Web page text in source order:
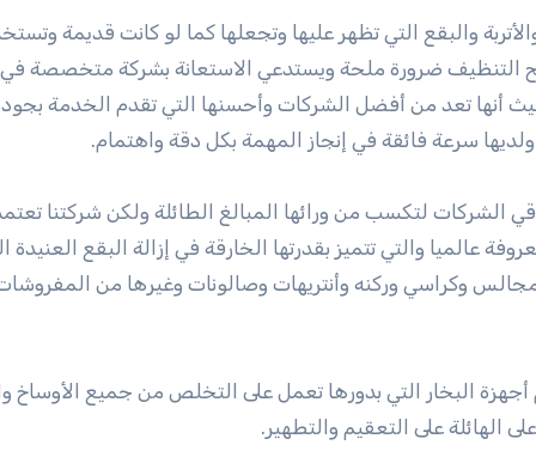
والبقع التي تظهر عليها وتجعلها كما لو كانت قديمة
التنظيف ضرورة ملحة ويستدعي الاستعانة بشركة متخصصة
أنها تعد من أفضل الشركات وأحسنها التي تقدم الخدمة
سرعة فائقة في إنجاز المهمة بكل دقة واهتمام.
الشركات لتكسب من ورائها المبالغ الطائلة ولكن شركتنا
عالميا والتي تتميز بقدرتها الخارقة في إزالة البقع العنيدة
وكراسي وركنه وأنتريهات وصالونات وغيرها من
البخار التي بدورها تعمل على التخلص من جميع الأوساخ
الهائلة على التعقيم والتطهير.